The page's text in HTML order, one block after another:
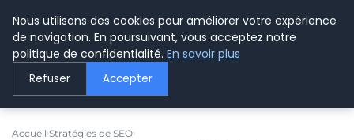
LE WEBMARKETING
Accueil Stratégies de SEO
Nous utilisons des cookies pour améliorer votre expérience
de navigation. En poursuivant, vous acceptez notre
politique de confidentialité. En savoir plus
Refuser Accepter